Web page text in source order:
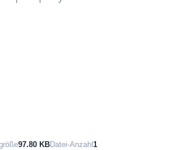
97.80 KBDatei-Anzahl 1